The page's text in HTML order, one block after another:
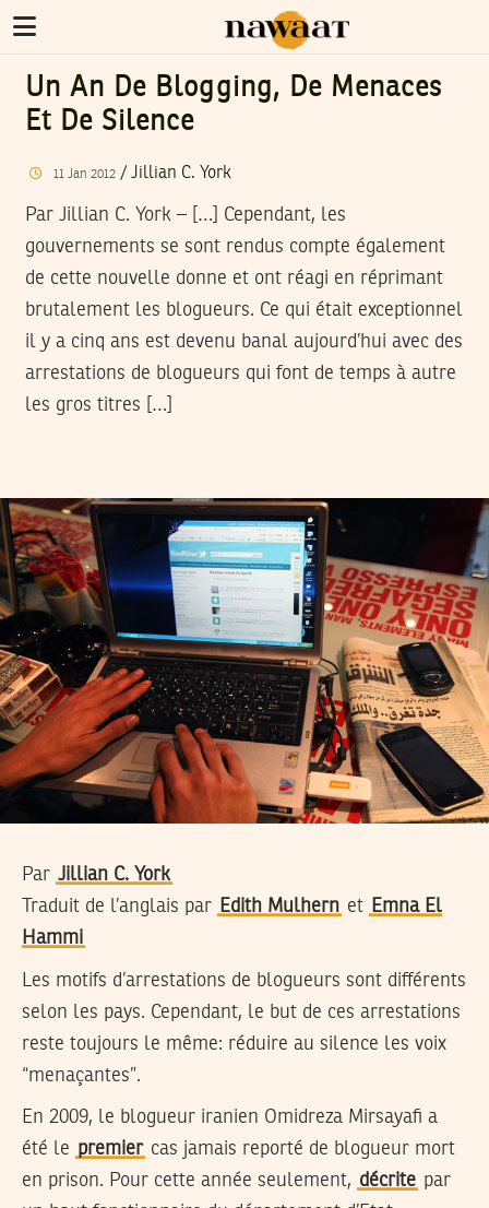
Un An De Blogging, De Menaces
Et De Silence
11 Jan 2012/ Jillian C. York
Par Jillian C. York – […] Cependant, les
gouvernements se sont rendus compte également
de cette nouvelle donne et ont réagi en réprimant
brutalement les blogueurs. Ce qui était exceptionnel
il y a cinq ans est devenu banal aujourd’hui avec des
arrestations de blogueurs qui font de temps à autre
les gros titres […]
Par Jillian C. York
Traduit de l’anglais par Edith Mulhern et Emna El
Hammi
Les motifs d’arrestations de blogueurs sont différents
selon les pays. Cependant, le but de ces arrestations
reste toujours le même: réduire au silence les voix
“menaçantes”.
En 2009, le blogueur iranien Omidreza Mirsayafi a
été le premier cas jamais reporté de blogueur mort
en prison. Pour cette année seulement, décrite par